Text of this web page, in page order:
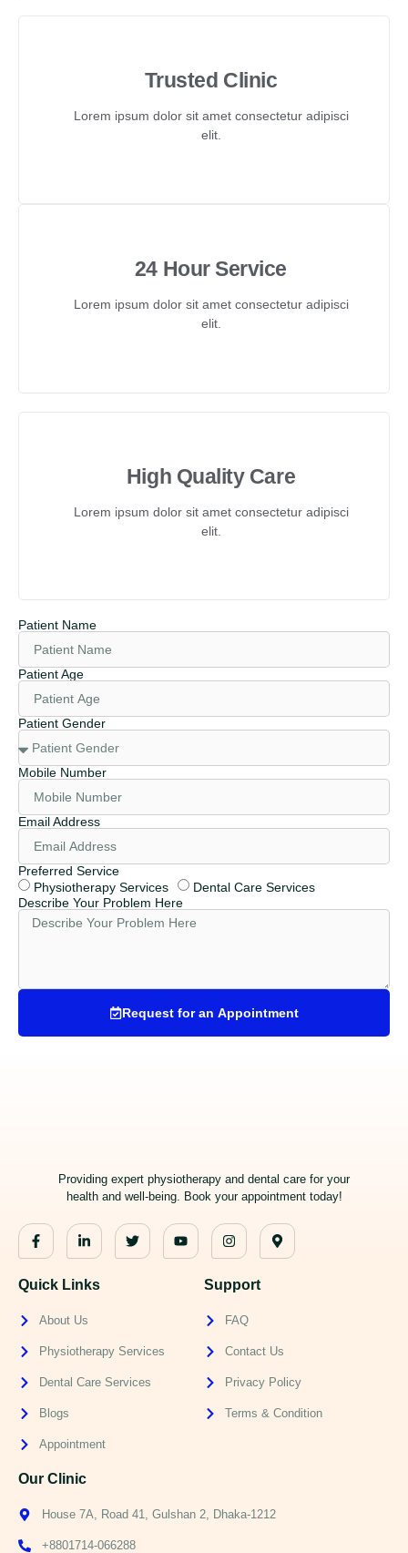
Trusted Clinic
Lorem ipsum dolor sit amet consectetur adipisci
elit.
24 Hour Service
Lorem ipsum dolor sit amet consectetur adipisci
elit.
High Quality Care
Lorem ipsum dolor sit amet consectetur adipisci
elit.
Patient Name
Patient Age
Patient Gender
Mobile Number
Email Address
Preferred Service
Physiotherapy Services
Dental Care Services
Describe Your Problem Here
Request for an Appointment
Providing expert physiotherapy and dental care for your
health and well-being. Book your appointment today!
Quick Links
About Us
Physiotherapy Services
Dental Care Services
Blogs
Appointment
Support
FAQ
Contact Us
Privacy Policy
Terms & Condition
Our Clinic
House 7A, Road 41, Gulshan 2, Dhaka-1212
+8801714-066288